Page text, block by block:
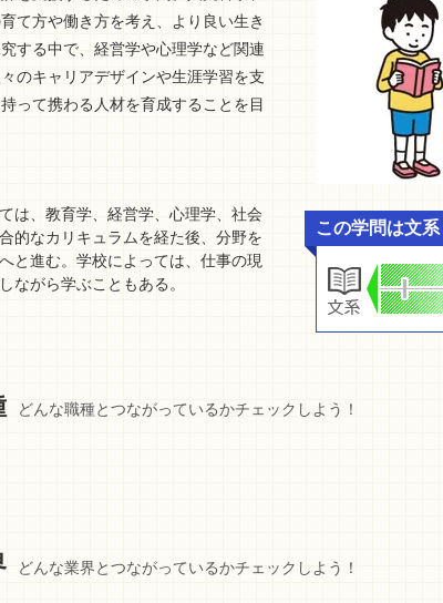
て方や働き方を考え、より良い生き
する中で、経営学や心理学など関連
のキャリアデザインや生涯学習を支
って携わる人材を育成することを目
は、教育学、経営学、心理学、社会
的なカリキュラムを経た後、分野を
と進む。学校によっては、仕事の現
ながら学ぶこともある。
この学問は文
どんな職種とつながっているかチェックしよう！
どんな業界とつながっているかチェックしよう！